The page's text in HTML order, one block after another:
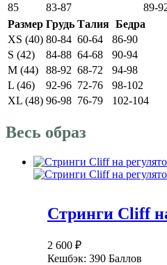
85
83-87 89-
Размер Грудь Талия Бедра
XS (40) 80-84 60-64
86-90
S (42)
84-88 64-68
90-94
M (44)
88-92 68-72
94-98
L (46)
92-96 72-76
98-102
XL (48) 96-98 76-79 102-104
Весь образ
Стринги Cliff
2 600 ₽
Кешбэк: 390 Баллов